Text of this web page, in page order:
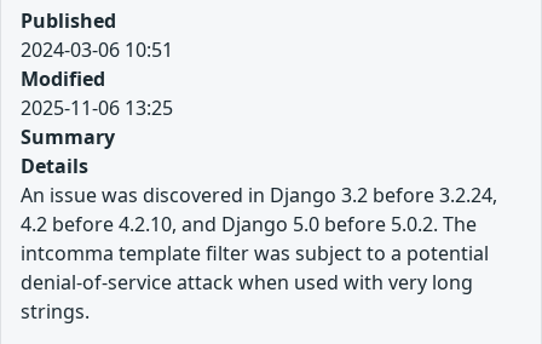
Published
2024-03-06 10:51
Modified
2025-11-06 13:25
Summary
Details
An issue was discovered in Django 3.2 before 3.2.24,
4.2 before 4.2.10, and Django 5.0 before 5.0.2. The
intcomma template filter was subject to a potential
denial-of-service attack when used with very long
strings.